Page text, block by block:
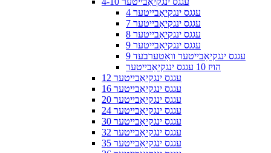
4 עגגס ינגקיאַבייטער
7 עגגס ינגקיאַבייטער
8 עגגס ינגקיאַבייטער
9 עגגס ינגקיאַבייטער
9 עגגס ינגקיאַבייטער וואָטערבעד
הויז 10 עגגס ינגקיאַבייטער
12 עגגס ינגקיאַבייטער
16 עגגס ינגקיאַבייטער
20 עגגס ינגקיאַבייטער
24 עגגס ינגקיאַבייטער
30 עגגס ינגקיאַבייטער
32 עגגס ינגקיאַבייטער
35 עגגס ינגקיאַבייטער